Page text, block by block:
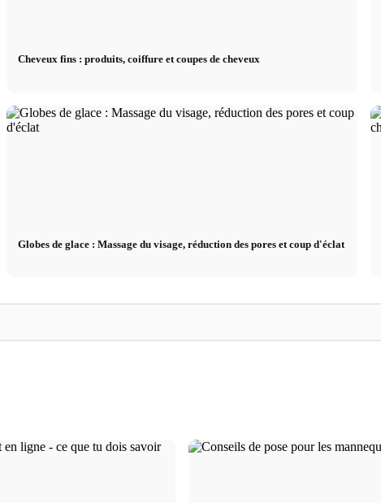
Cheveux fins : produits, coiffure et coupes de cheveux
Globes de glace : Massage du visage, réduction des pores et coup d'éclat